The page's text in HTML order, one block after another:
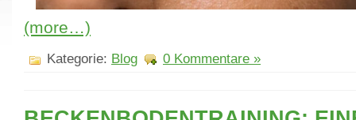
(more…)
Kategorie: Blog 0 Kommentare »